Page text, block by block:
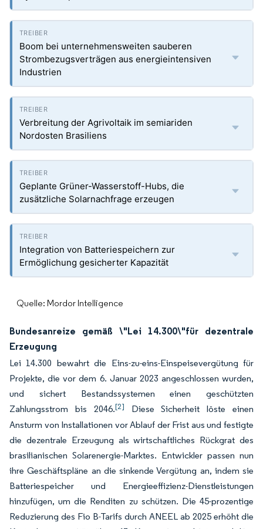
Boom bei unternehmensweiten sauberen
Strombezugsverträgen aus energieintensiven
Industrien
Verbreitung der Agrivoltaik im semiariden
Nordosten Brasiliens
Geplante Grüner-Wasserstoff-Hubs, die
zusätzliche Solarnachfrage erzeugen
Integration von Batteriespeichern zur
Ermöglichung gesicherter Kapazität
Quelle: Mordor Intelligence
Bundesanreize gemäß \"Lei 14.300\"für dezentrale
Erzeugung
Lei 14.300 bewahrt die Eins-zu-eins-Einspeisevergütung für
Projekte, die vor dem 6. Januar 2023 angeschlossen wurden,
und sichert Bestandssystemen einen geschützten
Zahlungsstrom bis 2046.[2] Diese Sicherheit löste einen
Ansturm von Installationen vor Ablauf der Frist aus und festigte
die dezentrale Erzeugung als wirtschaftliches Rückgrat des
brasilianischen Solarenergie-Marktes. Entwickler passen nun
ihre Geschäftspläne an die sinkende Vergütung an, indem sie
Batteriespeicher und Energieeffizienz-Dienstleistungen
hinzufügen, um die Renditen zu schützen. Die 45-prozentige
Reduzierung des Fio B-Tarifs durch ANEEL ab 2025 erhöht die